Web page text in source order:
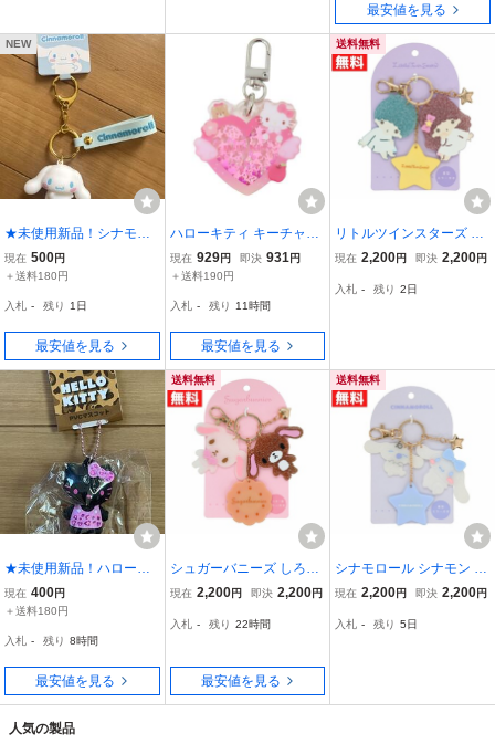
最安値を見る
NEW
★未使用新品！シナモロ
ール☆立体キーホルダー
☆定価990円送料180円★
現在 500円
＋送料180円
入札 - 残り 1日
最安値を見る
ハローキティ キーチャー
ム ハートシェイカーキー
ホルダー サンリオ 山野紙
ー グッズ
現在 929円 即決 931 円
＋送料190円
入札 - 残り 11時間
最安値を見る
送料無料
リトルツインスターズ キ
キララ ラメチャームアク
様 星型ミラー付き アクセ
現在 2,200円 即決 2,200円
入札 - 残り 2日
★未使用新品！ハローキ
ティ☆ヒョウ柄シリーズ
☆PVCマスコット マスコ
ック☆送料180円★
現在 400円
＋送料180円
入札 - 残り 8時間
最安値を見る
送料無料
シュガーバニーズ しろう
さ くろうさ ラメチャーム
メ仕様 ミラー付き アクセ
現在 2,200円 即決 2,200円
入札 - 残り 22時間
最安値を見る
送料無料
シナモロール シナモン ラ
メチャームアクセサリー
ラー付き アクセサリー キ
現在 2,200円 即決 2,200円
入札 - 残り 5日
人気の製品